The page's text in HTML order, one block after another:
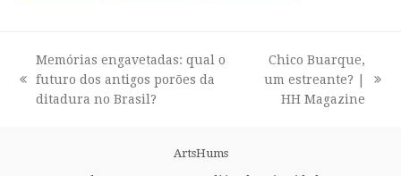
previous
post:
Memórias engavetadas: qual o
futuro dos antigos porões da
ditadura no Brasil?
next
post:
Chico Buarque,
um estreante? |
HH Magazine
ArtsHums